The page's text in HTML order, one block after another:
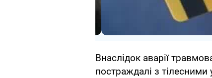
Внаслідок аварії
постраждалі з